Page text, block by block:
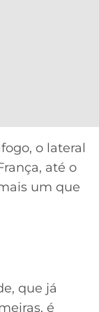
o lateral
até o
um que
que já
é